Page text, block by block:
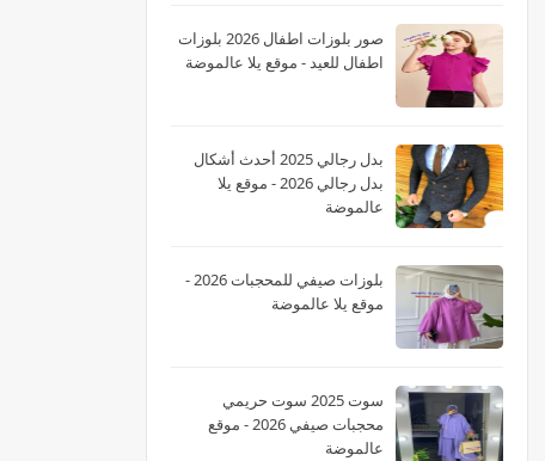
صور بلوزات اطفال 2026 بلوزات
اطفال للعيد - موقع يلا عالموضة
بدل رجالي 2025 أحدث أشكال
بدل رجالي 2026 - موقع يلا
عالموضة
بلوزات صيفي للمحجبات 2026 -
موقع يلا عالموضة
سوت 2025 سوت حريمي
محجبات صيفي 2026 - موقع
عالموضة